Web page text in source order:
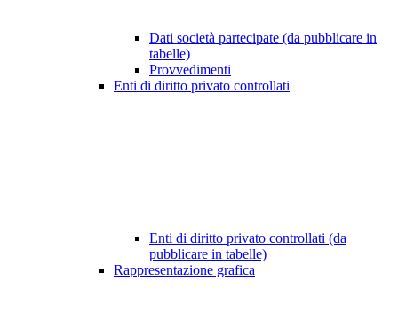
Dati società partecipate (da pubblicare in
tabelle)
Provvedimenti
Enti di diritto privato controllati
Enti di diritto privato controllati (da
pubblicare in tabelle)
Rappresentazione grafica